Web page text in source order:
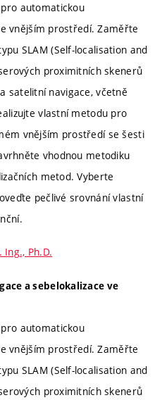
automatickou
vnějším prostředí. Zaměřte
SLAM (Self-localisation and
proximitních skenerů
satelitní navigace, včetně
vlastní metodu pro
vnějším prostředí se šesti
vhodnou metodiku
metod. Vyberte
pečlivé srovnání vlastní
Ph.D.
a sebelokalizace ve
automatickou
vnějším prostředí. Zaměřte
SLAM (Self-localisation and
proximitních skenerů